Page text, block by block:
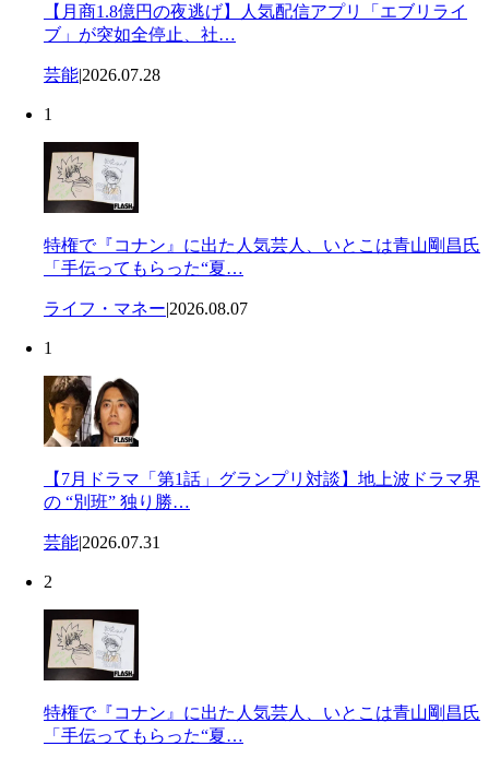
【月商1.8億円の夜逃げ】人気配信アプリ「エブリライ
ブ」が突如全停止、社…
芸能|2026.07.28
1
特権で『コナン』に出た人気芸人、いとこは青山剛昌氏
「手伝ってもらった“夏…
ライフ・マネー|2026.08.07
1
【7月ドラマ「第1話」グランプリ対談】地上波ドラマ界
の “別班” 独り勝…
芸能|2026.07.31
2
特権で『コナン』に出た人気芸人、いとこは青山剛昌氏
「手伝ってもらった“夏…